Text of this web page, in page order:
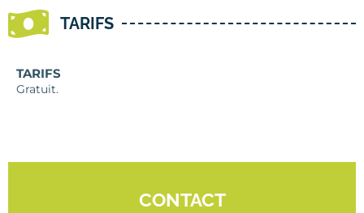
CONTACT
TARIFS
TARIFS
Gratuit.